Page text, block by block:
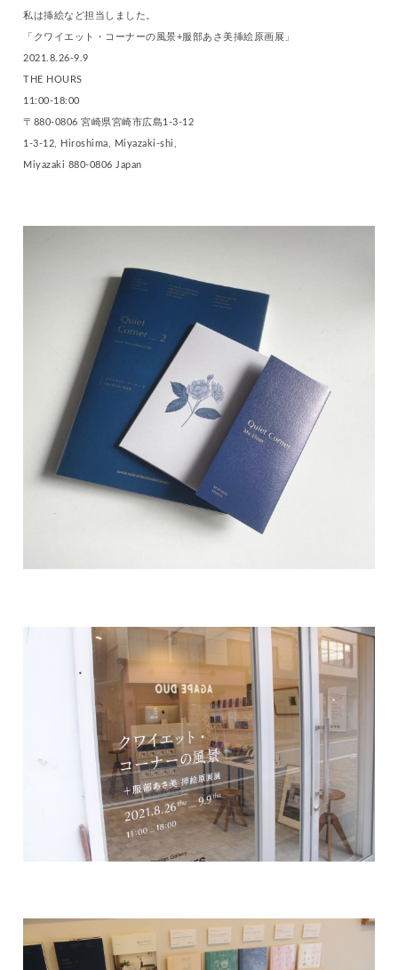
私は挿絵など担当しました。
「クワイエット・コーナーの風景+服部あさ美挿絵原画展」
2021.8.26-9.9
THE HOURS
11:00-18:00
〒880-0806 宮崎県宮崎市広島1-3-12
1-3-12, Hiroshima, Miyazaki-shi,
Miyazaki 880-0806 Japan